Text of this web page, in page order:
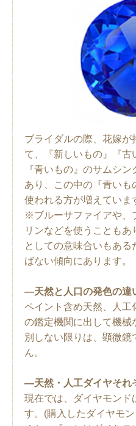
ブライダルの際、花嫁が
て、『新しいもの』『古
『青いもの』のサムシ
あり、この中の『青いも
使われる方が増えていま
※ブルーサファイアや、
リンなどを使うことも
としての意味合いもあ
ばない傾向にあります。
―天然と人口の発色の
ペイント含め天然、人工
の鑑定機関に出して機械
別しない限りは、顕微
ん。
―天然・人工ダイヤそれ
現在では、ダイヤモンド
す。(購入したダイヤモ